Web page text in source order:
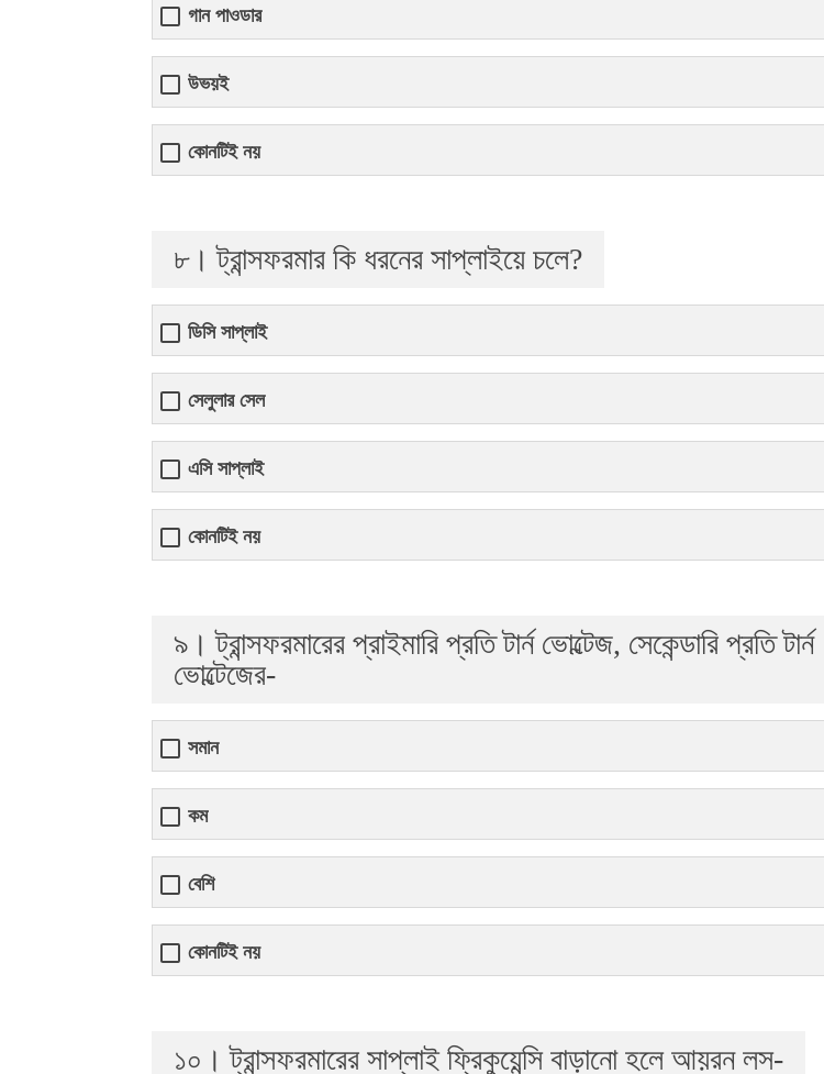
গান পাওডার
উভয়ই
কোনটিই নয়
৮। ট্রান্সফরমার কি ধরনের সাপ্লাইয়ে চলে?
ডিসি সাপ্লাই
সেলুলার সেল
এসি সাপ্লাই
কোনটিই নয়
৯। ট্রান্সফরমারের প্রাইমারি প্রতি টার্ন ভোল্টেজ, সেকেন্ডারি প্রতি টার্ন
ভোল্টেজের-
সমান
কম
বেশি
কোনটিই নয়
১০। ট্রান্সফরমারের সাপ্লাই ফ্রিকুয়েন্সি বাড়ানো হলে আয়রন লস-